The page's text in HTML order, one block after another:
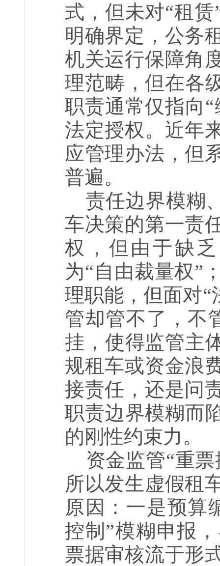
式，但未对“租
明确界定，公务
机关运行保障角
理范畴，但在各
职责通常仅指向
法定授权。近年
应管理办法，但
普遍。
责任边界模糊
车决策的第一责
权，但由于缺
为“自由裁量权”
理职能，但面对“
管却管不了，不
挂，使得监管主
规租车或资金浪
接责任，还是问
职责边界模糊而
的刚性约束力。
资金监管“重
所以发生虚假租
原因：一是预算
控制”模糊申报
票据审核流于形